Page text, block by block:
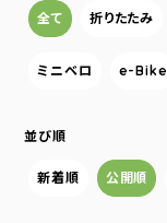
全て 折りたたみ
ミニベロ e-Bike
並び順
新着順 公開順